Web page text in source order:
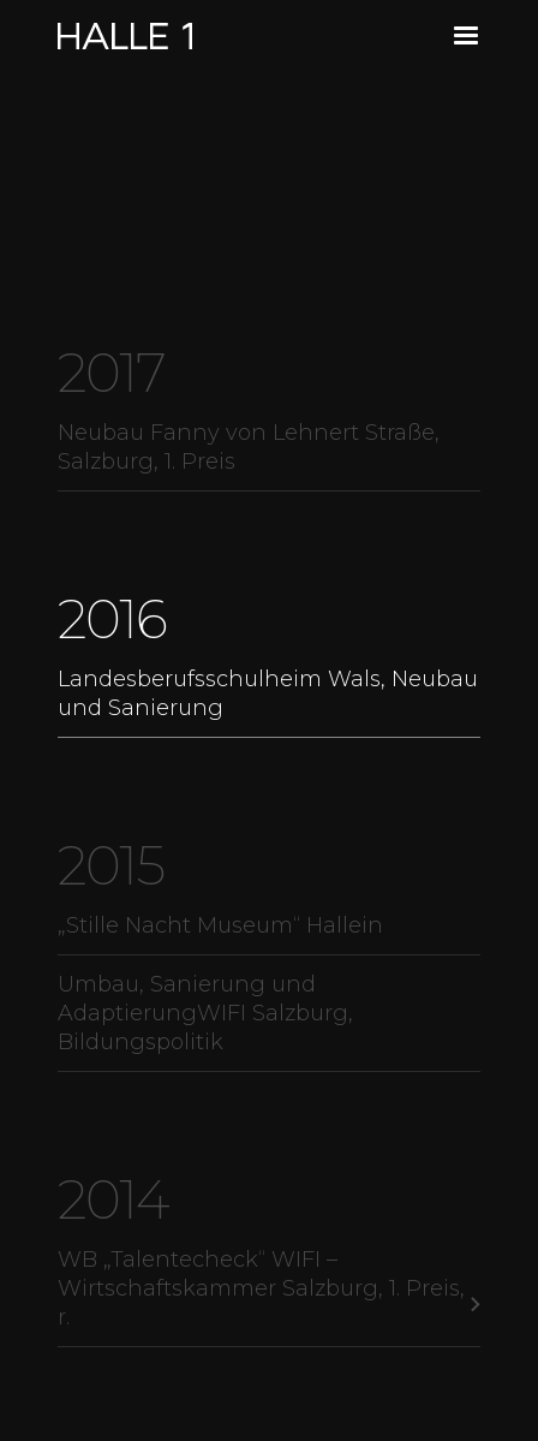
2017
Neubau Fanny von Lehnert Straße,
Salzburg, 1. Preis
2016
Landesberufsschulheim Wals, Neubau
und Sanierung
2015
„Stille Nacht Museum“ Hallein
Umbau, Sanierung und
AdaptierungWIFI Salzburg,
Bildungspolitik
2014
WB „Talentecheck“ WIFI –
Wirtschaftskammer Salzburg, 1. Preis,
r.